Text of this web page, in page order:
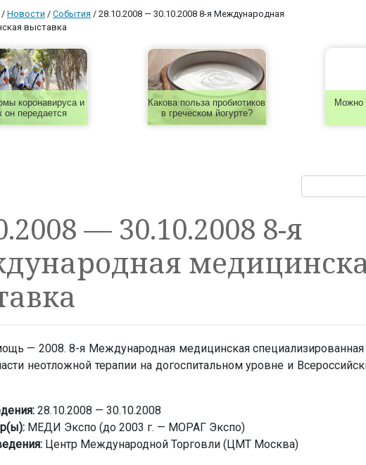
/ Новости / События / 28.10.2008 — 30.10.2008 8-я Международная
выставка
коронавируса и
он передается
Какова польза пробиотиков
в греческом йогурте?
Можно
— 30.10.2008 8-я
— 2008. 8-я Международная медицинская
неотложной терапии на догоспитальном уровне и
28.10.2008 — 30.10.2008
МЕДИ Экспо (до 2003 г. — МОРАГ Экспо)
Центр Международной Торговли (ЦМТ Москва)